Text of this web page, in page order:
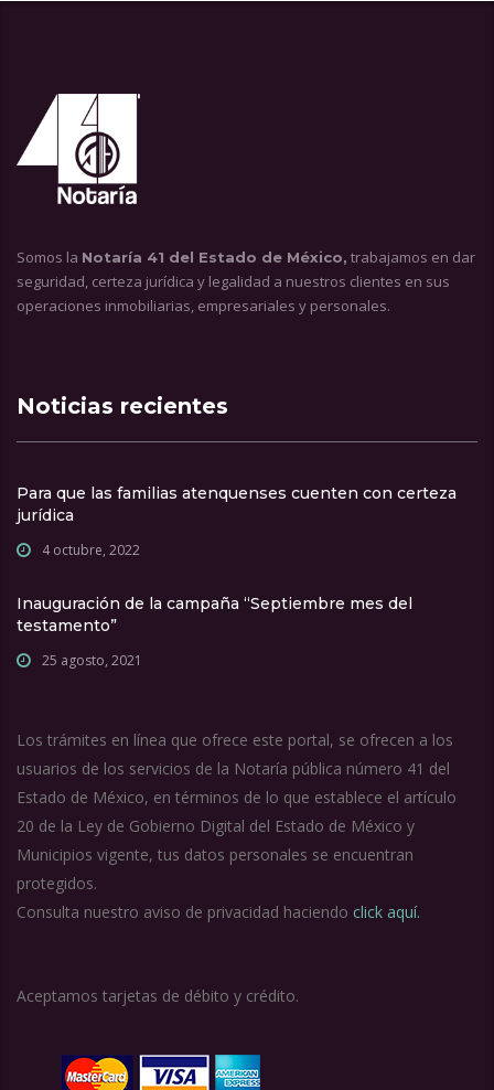
Somos la Notaría 41 del Estado de México, trabajamos en dar
seguridad, certeza jurídica y legalidad a nuestros clientes en sus
operaciones inmobiliarias, empresariales y personales.
Noticias recientes
Para que las familias atenquenses cuenten con certeza
jurídica
4 octubre, 2022
Inauguración de la campaña “Septiembre mes del
testamento”
25 agosto, 2021
Los trámites en línea que ofrece este portal, se ofrecen a los
usuarios de los servicios de la Notaría pública número 41 del
Estado de México, en términos de lo que establece el artículo
20 de la Ley de Gobierno Digital del Estado de México y
Municipios vigente, tus datos personales se encuentran
protegidos.
Consulta nuestro aviso de privacidad haciendo click aquí.
Aceptamos tarjetas de débito y crédito.